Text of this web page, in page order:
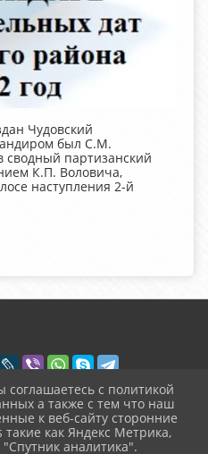
Чудовский
был С.М.
партизанский
К.П. Воловича,
наступления 2-й
с политикой
а также с тем что наш
к веб-сайту сторонние
как Яндекс Метрика,
"Спутник аналитика".